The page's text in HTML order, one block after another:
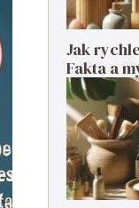
Jak
Fakta a